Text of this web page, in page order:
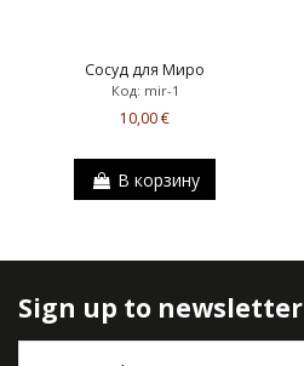
Сосуд для Миро
Код: mir-1
10,00 €
В корзину
Sign up to newsletter